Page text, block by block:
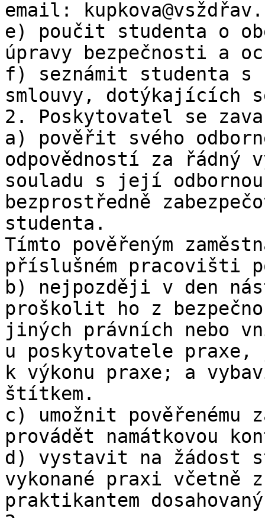
email:
e) poučit studenta o
úpravy bezpečnosti a
f) seznámit studenta
smlouvy, dotýkajících
2. Poskytovatel se
a) pověřit svého
odpovědností za řádný
souladu s její
bezprostředně
studenta.
Tímto pověřeným
příslušném pracovišti
b) nejpozději v den
proškolit ho z
jiných právních nebo
u poskytovatele
k výkonu praxe; a
štítkem.
c) umožnit pověřenému
provádět namátkovou
d) vystavit na žádost
vykonané praxi včetně
praktikantem